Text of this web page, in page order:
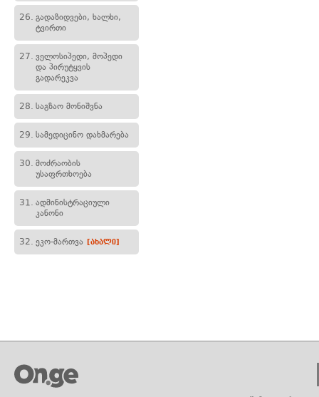
26. გადაზიდვები, ხალხი,
ტვირთი
27. ველოსიპედი, მოპედი
და პირუტყვის
გადარეკვა
28. საგზაო მონიშვნა
29. სამედიცინო დახმარება
30. მოძრაობის
უსაფრთხოება
31. ადმინისტრაციული
კანონი
32. ეკო-მართვა [ახალი]